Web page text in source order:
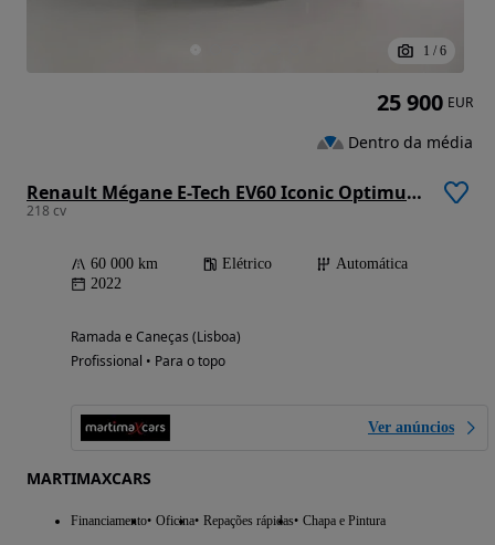
1 / 6
Renault Mégane E-Tech EV60 Iconic Optimum Charge
218 cv
60 000 km Elétrico
Automática
2022
Ramada e Caneças (Lisboa)
Profissional • Para o topo
Ver anúncios
MARTIMAXCARS
Financiamento Oficina Repações rápidas Chapa e Pintura
25 900 EUR
Dentro da média